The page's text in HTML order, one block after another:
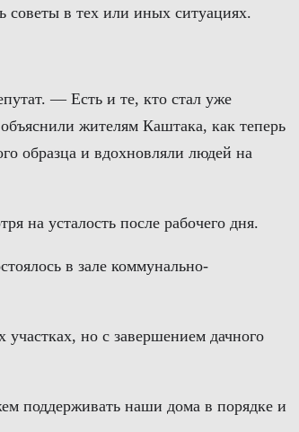
советы в тех или иных ситуациях.
— Есть и те, кто стал уже
жителям Каштака, как теперь
образца и вдохновляли людей на
на усталость после рабочего дня.
в зале коммунально-
но с завершением дачного
поддерживать наши дома в порядке и